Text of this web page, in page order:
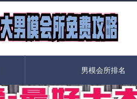
男模会所排名